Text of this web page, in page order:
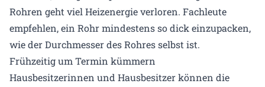
Rohren geht viel Heizenergie verloren. Fachleute
empfehlen, ein Rohr mindestens so dick einzupacken,
wie der Durchmesser des Rohres selbst ist.
Frühzeitig um Termin kümmern
Hausbesitzerinnen und Hausbesitzer können die